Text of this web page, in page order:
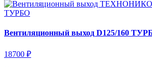
Вентиляционный выход D125/160
18700 ₽